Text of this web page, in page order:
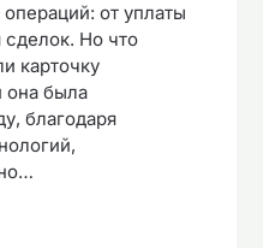
от уплаты
Но что
карточку
она была
благодаря